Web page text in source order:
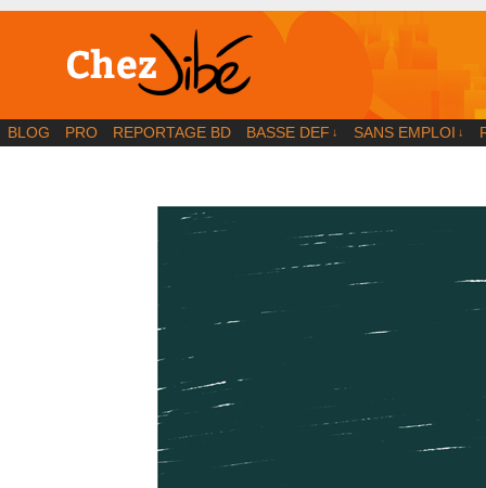
BD | Illustration | Blog
BLOG PRO REPORTAGE BD BASSE DEF ↓ SANS EMPLOI ↓